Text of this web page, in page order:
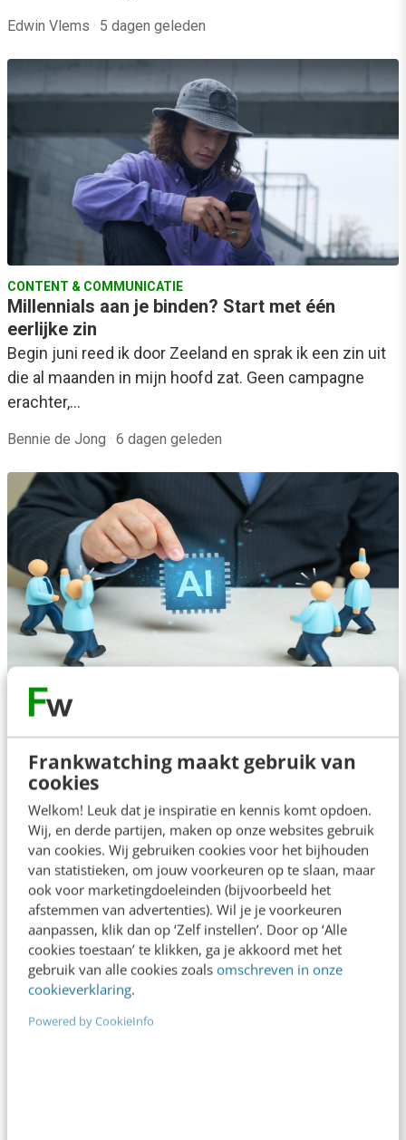
Frankwatching maakt gebruik van
cookies
Welkom! Leuk dat je inspiratie en kennis komt opdoen.
Wij, en derde partijen, maken op onze websites gebruik
van cookies. Wij gebruiken cookies voor het bijhouden
van statistieken, om jouw voorkeuren op te slaan, maar
ook voor marketingdoeleinden (bijvoorbeeld het
afstemmen van advertenties). Wil je je voorkeuren
aanpassen, klik dan op ‘Zelf instellen’. Door op ‘Alle
cookies toestaan’ te klikken, ga je akkoord met het
gebruik van alle cookies zoals omschreven in onze
cookieverklaring.
Powered by CookieInfo
Edwin Vlems · 5 dagen geleden
CONTENT & COMMUNICATIE
Millennials aan je binden? Start met één
eerlijke zin
Begin juni reed ik door Zeeland en sprak ik een zin uit
die al maanden in mijn hoofd zat. Geen campagne
erachter,…
Bennie de Jong · 6 dagen geleden
AI & TECH
4 lessen van organisaties waar AI écht
rendeert
De Standaard berichtte onlangs dat het aantal IT-
vacatures weer stijgt. De reden is opvallend: de AI-
facturen lopen op tot 3.000 à 4.000…
Jolanda Ter Maten 1 week geleden